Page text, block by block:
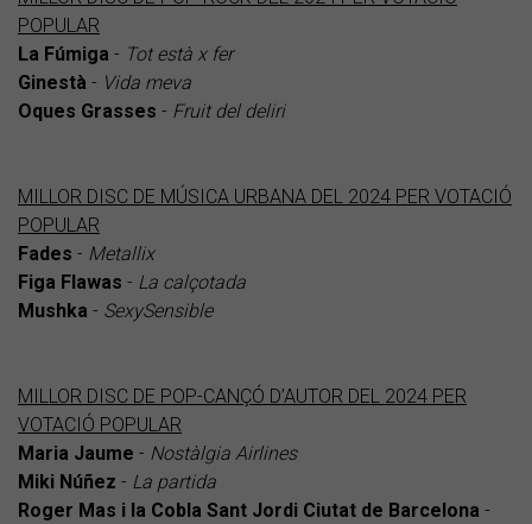
POPULAR
La Fúmiga - Tot està x fer
Ginestà - Vida meva
Oques Grasses - Fruit del deliri
MILLOR DISC DE MÚSICA URBANA DEL 2024 PER VOTACIÓ
POPULAR
Fades - Metallix
Figa Flawas - La calçotada
Mushka - SexySensible
MILLOR DISC DE POP-CANÇÓ D’AUTOR DEL 2024 PER
VOTACIÓ POPULAR
Maria Jaume - Nostàlgia Airlines
Miki Núñez - La partida
Roger Mas i la Cobla Sant Jordi Ciutat de Barcelona -